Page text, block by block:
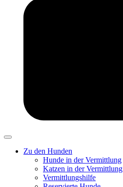
Zu den Hunden
Hunde in der Vermittlung
Katzen in der Vermittlung
Vermittlungshilfe